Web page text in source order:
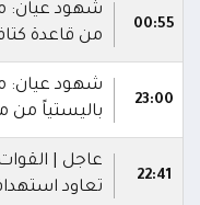
00:55
شهود عيان:
من قاعدة
23:00
شهود عيان:
باليستياً من
22:41
عاجل |
تعاود